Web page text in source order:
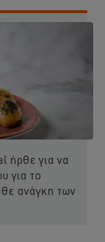
ήρθε για να
για το
ανάγκη των